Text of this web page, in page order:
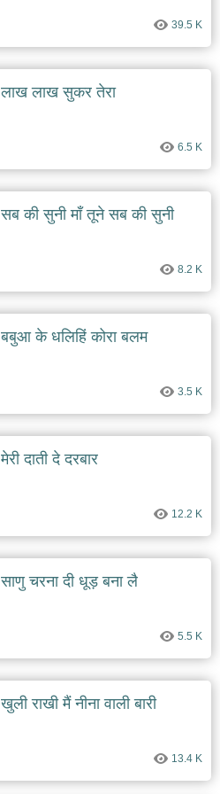
39.5 K
लाख लाख सुकर तेरा
6.5 K
सब की सुनी माँ तूने सब की सुनी
8.2 K
बबुआ के धलिहिं कोरा बलम
3.5 K
मेरी दाती दे दरबार
12.2 K
साणु चरना दी धूड़ बना लै
5.5 K
खुली राखी मैं नीना वाली बारी
13.4 K